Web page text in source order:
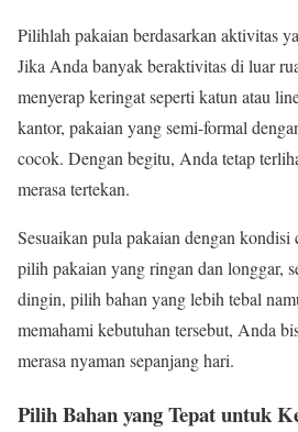
Pilihlah pakaian berdasarkan aktivitas
Jika Anda banyak beraktivitas di luar
menyerap keringat seperti katun atau
kantor, pakaian yang semi-formal
cocok. Dengan begitu, Anda tetap
merasa tertekan.
Sesuaikan pula pakaian dengan kondisi
pilih pakaian yang ringan dan longgar,
dingin, pilih bahan yang lebih tebal
memahami kebutuhan tersebut, Anda
merasa nyaman sepanjang hari.
Pilih Bahan yang Tepat untuk